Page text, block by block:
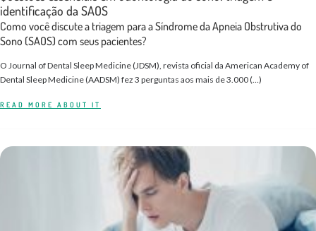
identificação da SAOS
Como você discute a triagem para a Síndrome da Apneia Obstrutiva do
Sono (SAOS) com seus pacientes?
O Journal of Dental Sleep Medicine (JDSM), revista oficial da American Academy of
Dental Sleep Medicine (AADSM) fez 3 perguntas aos mais de 3.000 (…)
READ MORE ABOUT IT